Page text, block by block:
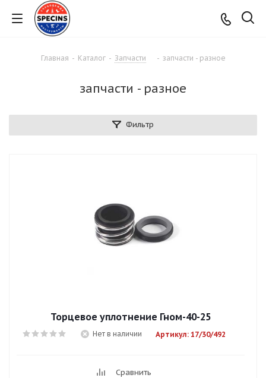
Главная - Каталог - Запчасти - запчасти - разное
запчасти - разное
Фильтр
Торцевое уплотнение Гном-40-25
Нет в наличии Артикул: 17/30/492
Сравнить